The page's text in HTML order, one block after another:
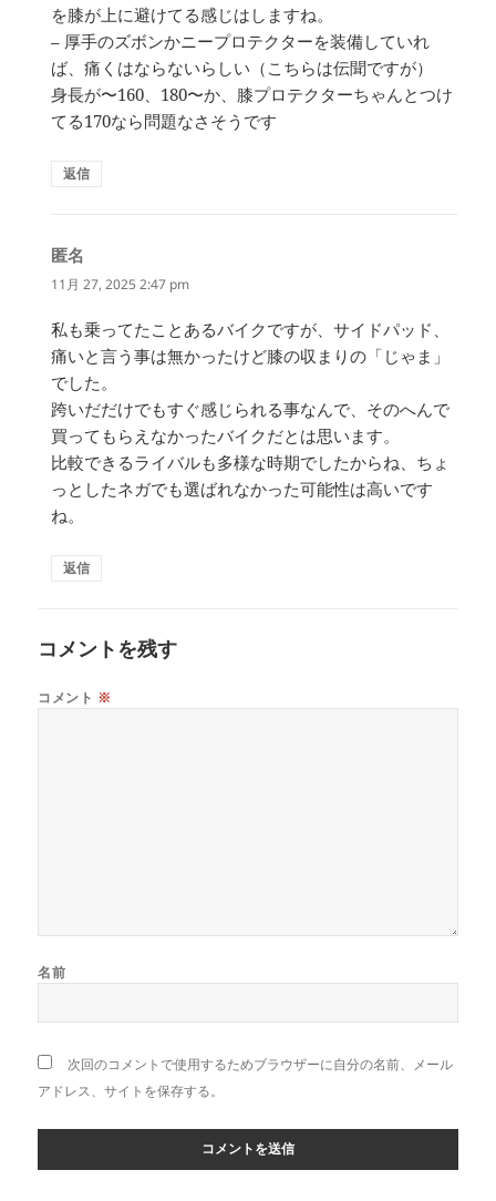
を膝が上に避けてる感じはしますね。
– 厚手のズボンかニープロテクターを装備していれ
ば、痛くはならないらしい（こちらは伝聞ですが）
身長が〜160、180〜か、膝プロテクターちゃんとつけ
てる170なら問題なさそうです
返信
匿名
り:
11月 27, 2025 2:47 pm
私も乗ってたことあるバイクですが、サイドパッド、
痛いと言う事は無かったけど膝の収まりの「じゃま」
でした。
跨いだだけでもすぐ感じられる事なんで、そのへんで
買ってもらえなかったバイクだとは思います。
比較できるライバルも多様な時期でしたからね、ちょ
っとしたネガでも選ばれなかった可能性は高いです
ね。
返信
コメントを残す
コメント ※
名前
次回のコメントで使用するためブラウザーに自分の名前、メール
アドレス、サイトを保存する。